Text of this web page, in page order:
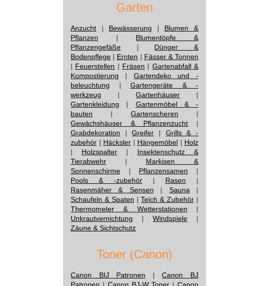
Garten
Anzucht | Bewässerung | Blumen &
Pflanzen | Blumentöpfe &
Pflanzengefäße | Dünger &
Bodenpflege | Ernten | Fässer & Tonnen
| Feuerstellen | Fräsen | Gartenabfall &
Kompostierung | Gartendeko und -
beleuchtung | Gartengeräte & -
werkzeug |Gartenhäuser |
Gartenkleidung | Gartenmöbel & -
bauten | Gartenscheren |
Gewächshäuser & Pflanzenzucht |
Grabdekoration |Greifer | Grills & -
zubehör | Häcksler | Hängemöbel | Holz
| Holzspalter | Insektenschutz &
Tierabwehr | Markisen &
Sonnenschirme | Pflanzensamen |
Pools & -zubehör | Rasen |
Rasenmäher & Sensen | Sauna |
Schaufeln & Spaten |Teich & Zubehör |
Thermometer & Wetterstationen |
Unkrautvernichtung | Windspiele |
Zäune & Sichtschutz
Toner (Canon)
Canon BIJ Patronen |Canon BJ